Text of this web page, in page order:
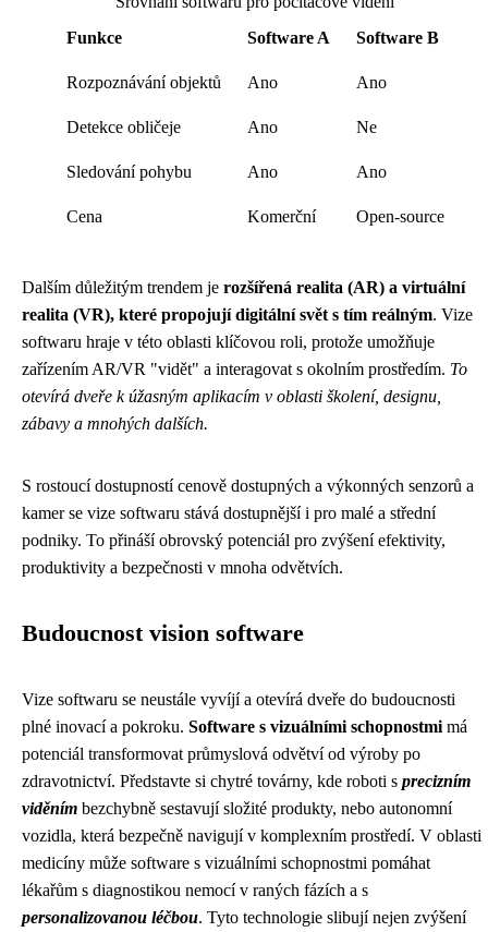
Funkce
Software A Software B
Rozpoznávání objektů Ano Ano
Detekce obličeje Ano Ne
Sledování pohybu Ano Ano
Cena Komerční Open-source
Dalším důležitým trendem je rozšířená realita (AR) a virtuální
realita (VR), které propojují digitální svět s tím reálným. Vize
softwaru hraje v této oblasti klíčovou roli, protože umožňuje
zařízením AR/VR "vidět" a interagovat s okolním prostředím. To
otevírá dveře k úžasným aplikacím v oblasti školení, designu,
zábavy a mnohých dalších.
S rostoucí dostupností cenově dostupných a výkonných senzorů a
kamer se vize softwaru stává dostupnější i pro malé a střední
podniky. To přináší obrovský potenciál pro zvýšení efektivity,
produktivity a bezpečnosti v mnoha odvětvích.
Budoucnost vision software
Vize softwaru se neustále vyvíjí a otevírá dveře do budoucnosti
plné inovací a pokroku. Software s vizuálními schopnostmi má
potenciál transformovat průmyslová odvětví od výroby po
zdravotnictví. Představte si chytré továrny, kde roboti s precizním
viděním bezchybně sestavují složité produkty, nebo autonomní
vozidla, která bezpečně navigují v komplexním prostředí. V oblasti
medicíny může software s vizuálními schopnostmi pomáhat
lékařům s diagnostikou nemocí v raných fázích a s
personalizovanou léčbou. Tyto technologie slibují nejen zvýšení